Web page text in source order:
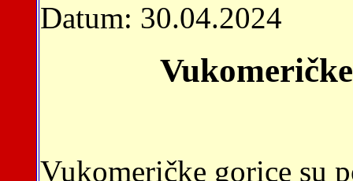
Datum: 30.04.2024
Vukomeričke gorice su